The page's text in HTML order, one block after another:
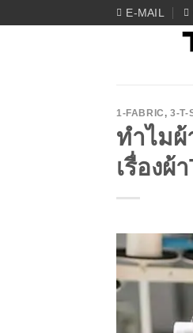
E-MAIL
1-FABRIC ,3-T-
ทำไมผ้
เรื่องผ้